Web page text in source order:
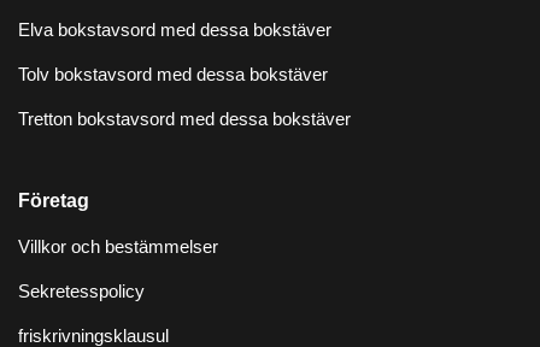
Elva bokstavsord med dessa bokstäver
Tolv bokstavsord med dessa bokstäver
Tretton bokstavsord med dessa bokstäver
Företag
Villkor och bestämmelser
Sekretesspolicy
friskrivningsklausul